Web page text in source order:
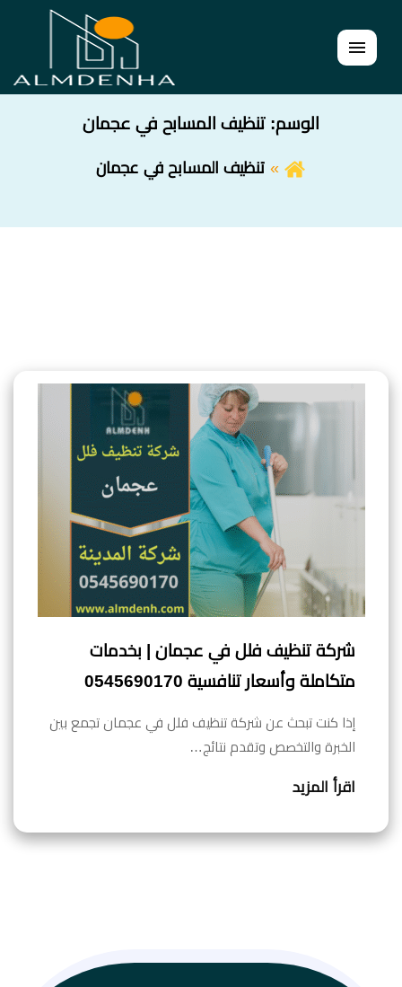
القائمة
الوسم: تنظيف المسابح في عجمان
تنظيف المسابح في عجمان
شركة تنظيف فلل في عجمان | بخدمات
متكاملة وأسعار تنافسية 0545690170
إذا كنت تبحث عن شركة تنظيف فلل في عجمان تجمع بين
الخبرة والتخصص وتقدم نتائج…
اقرأ المزيد